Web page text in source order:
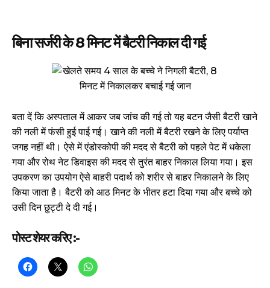
बिना सर्जरी के 8 मिनट में बैटरी निकाल दी गई
बता दें कि अस्पताल में आकर जब जांच की गई तो यह बटन जैसी बैटरी खाने
की नली में फंसी हुई पाई गई। खाने की नली में बैटरी रखने के लिए पर्याप्त
जगह नहीं थी। ऐसे में एंडोस्कोपी की मदद से बैटरी को पहले पेट में धकेला
गया और रोथ नेट डिवाइस की मदद से तुरंत बाहर निकाल लिया गया। इस
उपकरण का उपयोग ऐसे बाहरी पदार्थ को शरीर से बाहर निकालने के लिए
किया जाता है। बैटरी को आठ मिनट के भीतर हटा दिया गया और बच्चे को
उसी दिन छुट्टी दे दी गई।
पोस्ट शेयर करिए :-